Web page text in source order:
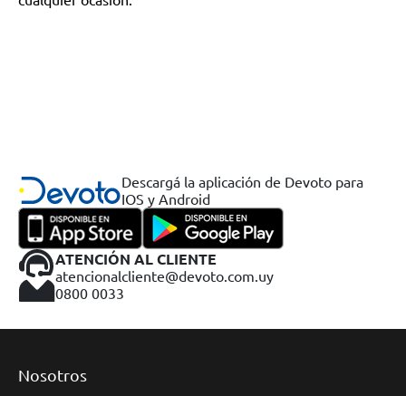
Descargá la aplicación de Devoto para
IOS y Android
ATENCIÓN AL CLIENTE
atencionalcliente@devoto.com.uy
0800 0033
Nosotros